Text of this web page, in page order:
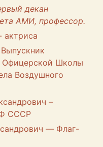
декан
АМИ, профессор.
актриса
Офицерской Школы
Воздушного
–
СССР
— Флаг-